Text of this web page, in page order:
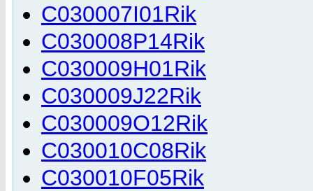
C030007I01Rik
C030008P14Rik
C030009H01Rik
C030009J22Rik
C030009O12Rik
C030010C08Rik
C030010F05Rik